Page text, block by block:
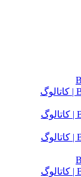
مینی لودر بابکت Bobcat T320 | کاتالوگ
مینی لودر بابکت Bobcat S185 | کاتالوگ
مینی لودر بابکت Bobcat S130 | کاتالوگ
مینی لودر بابکت Bobcat S300 | کاتالوگ